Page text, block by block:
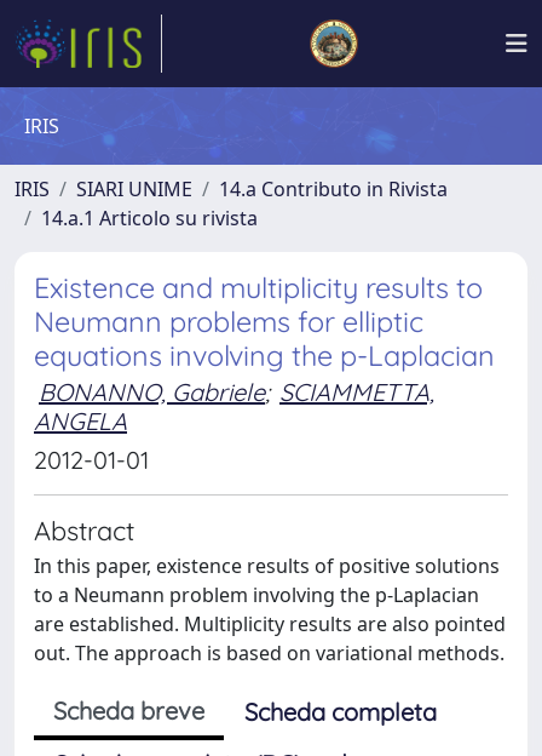
IRIS
IRIS SIARI UNIME
14.a Contributo in Rivista
14.a.1 Articolo su rivista
Existence and multiplicity results to
Neumann problems for elliptic
equations involving the p-Laplacian
BONANNO, Gabriele; SCIAMMETTA,
ANGELA
2012-01-01
Abstract
In this paper, existence results of positive solutions
to a Neumann problem involving the p-Laplacian
are established. Multiplicity results are also pointed
out. The approach is based on variational methods.
Scheda breve
Scheda completa